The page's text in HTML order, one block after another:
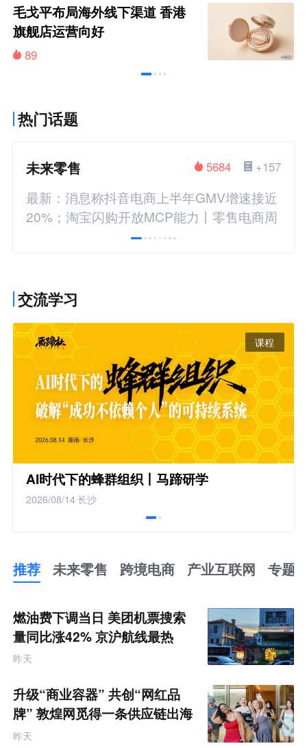
毛戈平布局海外线下渠道 香港
旗舰店运营向好
89
热门话题
未来零售 +157
5684
最新：消息称抖音电商上半年GMV增速接近
20%；淘宝闪购开放MCP能力丨零售电商周
交流学习
课程
AI时代下的蜂群组织丨马蹄研学
2026/08/14长沙
推荐 未来零售 跨境电商 产业互联网 专题
未
来
零
售
跨
境
商
产
业
互
联
网
燃油费下调当日 美团机票搜索
量同比涨42% 京沪航线最热
昨天
升级“商业容器” 共创“网红品
牌” 敦煌网觅得一条供应链出海
的新路径
昨天